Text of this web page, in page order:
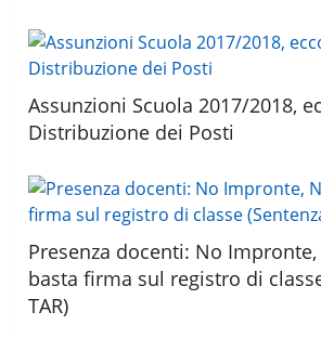
Assunzioni Scuola 2017/2018,
Distribuzione dei Posti
Presenza docenti: No Impronte,
basta firma sul registro di
TAR)